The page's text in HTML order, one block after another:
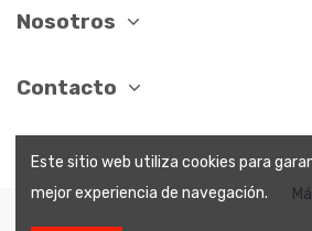
Nosotros
Contacto
Este sitio web utiliza cookies para
mejor experiencia de navegación.